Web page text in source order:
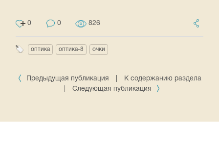
0 0 826
оптика оптика-8 очки
Предыдущая публикация
К содержанию раздела
Следующая публикация